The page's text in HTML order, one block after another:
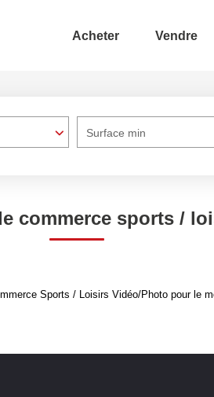
Acheter Vendre
Surface min
commerce sports /
Sports / Loisirs Vidéo/Photo pour le